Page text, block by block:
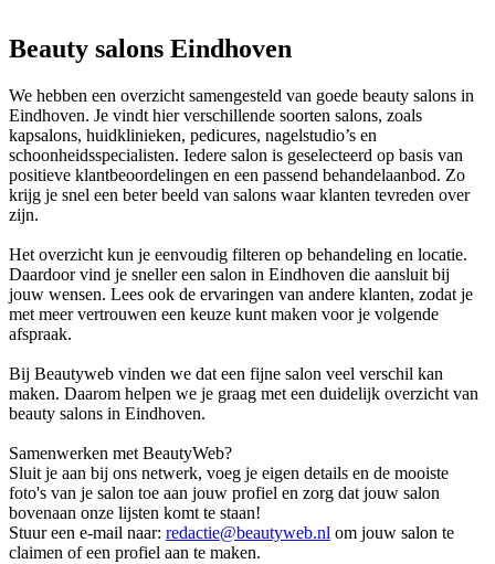
Beauty salons Eindhoven
We hebben een overzicht samengesteld van goede beauty salons in
Eindhoven. Je vindt hier verschillende soorten salons, zoals
kapsalons, huidklinieken, pedicures, nagelstudio’s en
schoonheidsspecialisten. Iedere salon is geselecteerd op basis van
positieve klantbeoordelingen en een passend behandelaanbod. Zo
krijg je snel een beter beeld van salons waar klanten tevreden over
zijn.
Het overzicht kun je eenvoudig filteren op behandeling en locatie.
Daardoor vind je sneller een salon in Eindhoven die aansluit bij
jouw wensen. Lees ook de ervaringen van andere klanten, zodat je
met meer vertrouwen een keuze kunt maken voor je volgende
afspraak.
Bij Beautyweb vinden we dat een fijne salon veel verschil kan
maken. Daarom helpen we je graag met een duidelijk overzicht van
beauty salons in Eindhoven.
Samenwerken met BeautyWeb?
Sluit je aan bij ons netwerk, voeg je eigen details en de mooiste
foto's van je salon toe aan jouw profiel en zorg dat jouw salon
bovenaan onze lijsten komt te staan!
Stuur een e-mail naar: redactie@beautyweb.nl om jouw salon te
claimen of een profiel aan te maken.